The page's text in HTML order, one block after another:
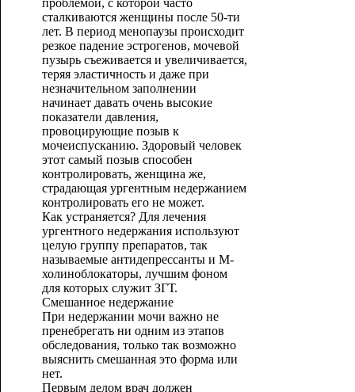
проблемой, с которой часто
сталкиваются женщины после 50-ти
лет. В период менопаузы происходит
резкое падение эстрогенов, мочевой
пузырь съеживается и увеличивается,
теряя эластичность и даже при
незначительном заполнении
начинает давать очень высокие
показатели давления,
провоцирующие позыв к
мочеиспусканию. Здоровый человек
этот самый позыв способен
контролировать, женщина же,
страдающая ургентным недержанием
контролировать его не может.
Как устраняется? Для лечения
ургентного недержания используют
целую группу препаратов, так
называемые антидепрессанты и М-
холиноблокаторы, лучшим фоном
для которых служит ЗГТ.
Смешанное недержание
При недержании мочи важно не
пренебрегать ни одним из этапов
обследования, только так возможно
выяснить смешанная это форма или
нет.
Первым делом врач должен